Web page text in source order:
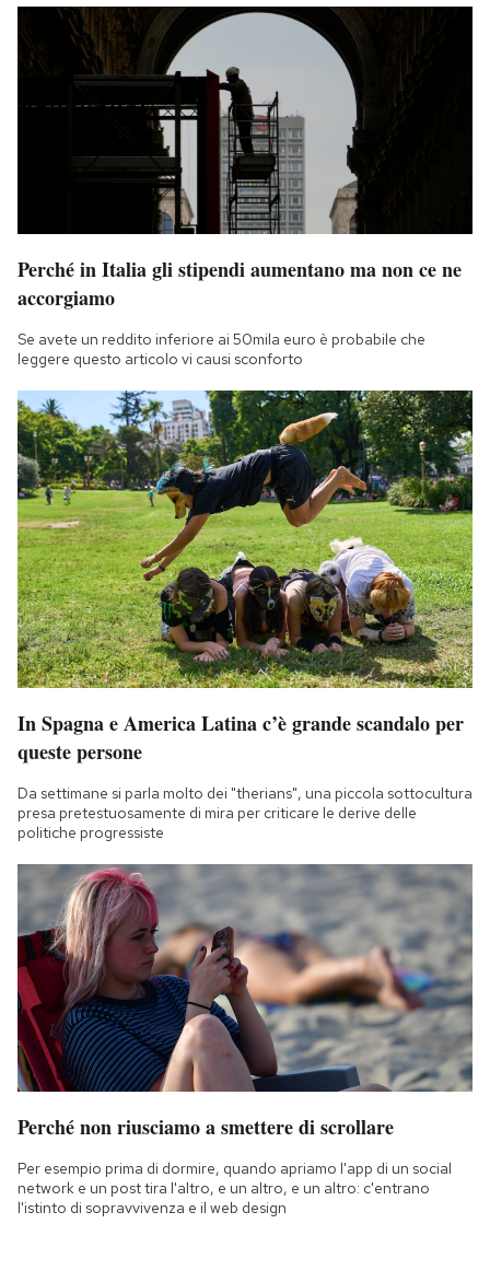
Perché in Italia gli stipendi aumentano ma non ce ne
accorgiamo
Se avete un reddito inferiore ai 50mila euro è probabile che
leggere questo articolo vi causi sconforto
In Spagna e America Latina c’è grande scandalo per
queste persone
Da settimane si parla molto dei "therians", una piccola sottocultura
presa pretestuosamente di mira per criticare le derive delle
politiche progressiste
Perché non riusciamo a smettere di scrollare
Per esempio prima di dormire, quando apriamo l'app di un social
network e un post tira l'altro, e un altro, e un altro: c'entrano
l'istinto di sopravvivenza e il web design